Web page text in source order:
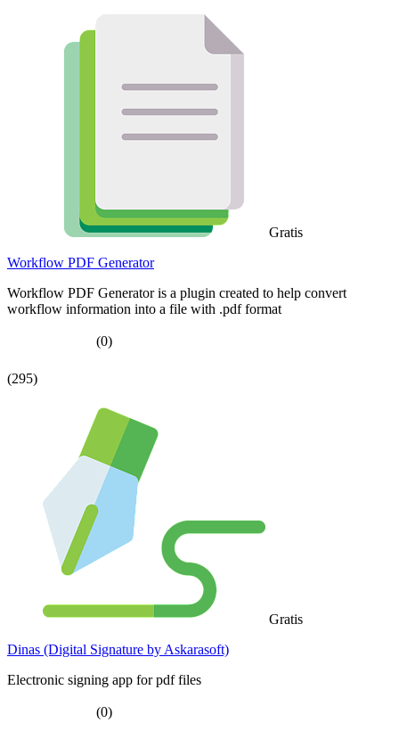
Gratis
Workflow PDF Generator
Workflow PDF Generator is a plugin created to help convert
workflow information into a file with .pdf format
(0)
(295)
Gratis
Dinas (Digital Signature by Askarasoft)
Electronic signing app for pdf files
(0)